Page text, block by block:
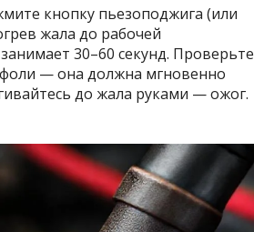
кнопку пьезоподжига (или
жала до рабочей
30–60 секунд. Проверьте
— она должна мгновенно
до жала руками — ожог.